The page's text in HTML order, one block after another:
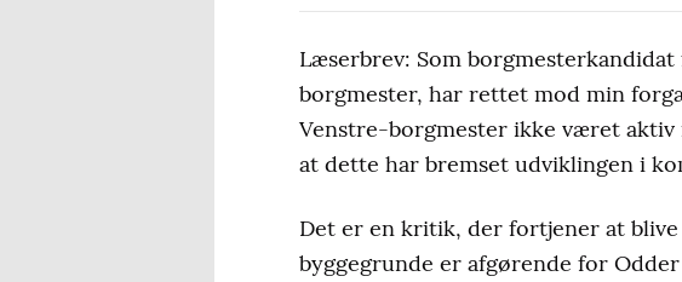
Læserbrev: Som
borgmester, har rettet mod min
Venstre-borgmester ikke været
at dette har bremset udviklingen i
Det er en kritik, der fortjener at
byggegrunde er afgørende for